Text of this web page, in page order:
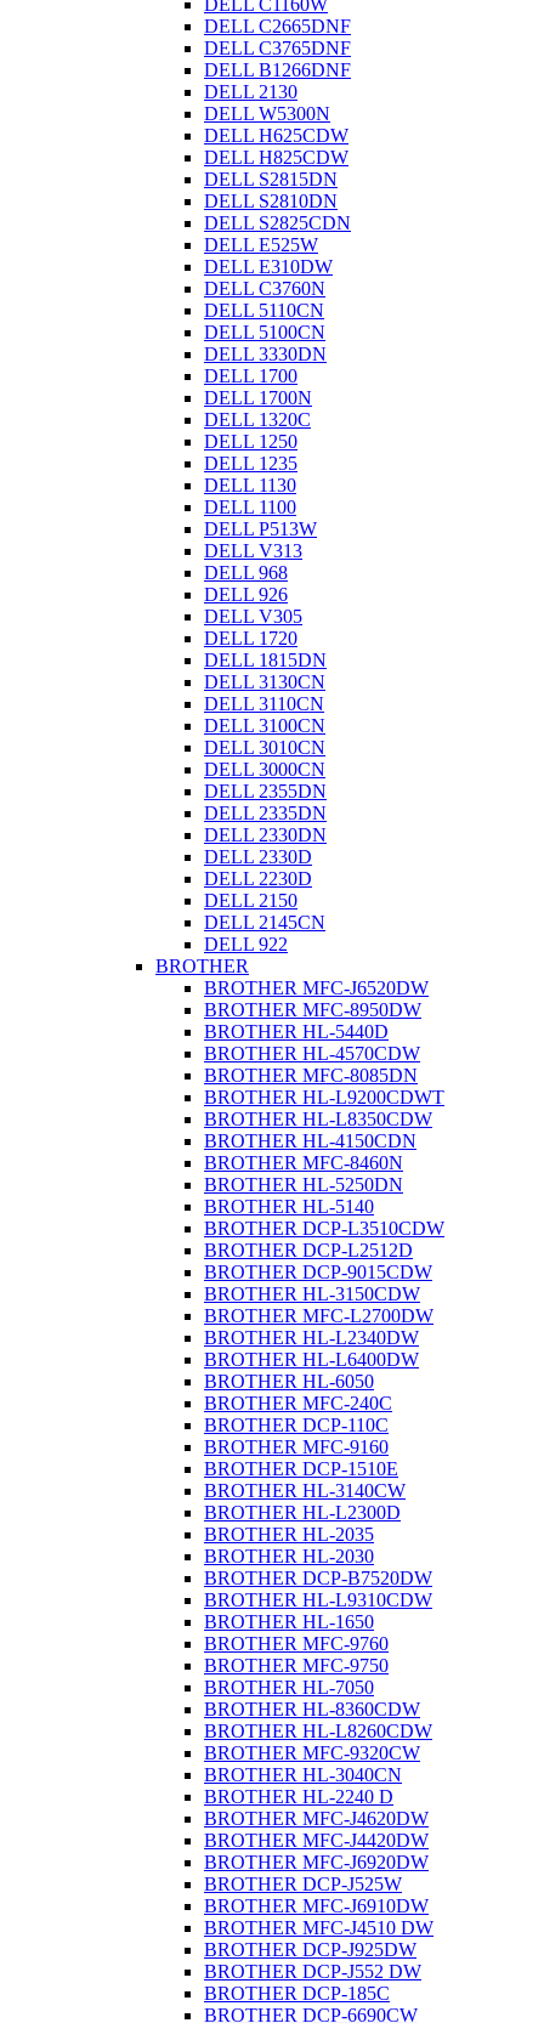
DELL C1160W
DELL C2665DNF
DELL C3765DNF
DELL B1266DNF
DELL 2130
DELL W5300N
DELL H625CDW
DELL H825CDW
DELL S2815DN
DELL S2810DN
DELL S2825CDN
DELL E525W
DELL E310DW
DELL C3760N
DELL 5110CN
DELL 5100CN
DELL 3330DN
DELL 1700
DELL 1700N
DELL 1320C
DELL 1250
DELL 1235
DELL 1130
DELL 1100
DELL P513W
DELL V313
DELL 968
DELL 926
DELL V305
DELL 1720
DELL 1815DN
DELL 3130CN
DELL 3110CN
DELL 3100CN
DELL 3010CN
DELL 3000CN
DELL 2355DN
DELL 2335DN
DELL 2330DN
DELL 2330D
DELL 2230D
DELL 2150
DELL 2145CN
DELL 922
BROTHER
BROTHER MFC-J6520DW
BROTHER MFC-8950DW
BROTHER HL-5440D
BROTHER HL-4570CDW
BROTHER MFC-8085DN
BROTHER HL-L9200CDWT
BROTHER HL-L8350CDW
BROTHER HL-4150CDN
BROTHER MFC-8460N
BROTHER HL-5250DN
BROTHER HL-5140
BROTHER DCP-L3510CDW
BROTHER DCP-L2512D
BROTHER DCP-9015CDW
BROTHER HL-3150CDW
BROTHER MFC-L2700DW
BROTHER HL-L2340DW
BROTHER HL-L6400DW
BROTHER HL-6050
BROTHER MFC-240C
BROTHER DCP-110C
BROTHER MFC-9160
BROTHER DCP-1510E
BROTHER HL-3140CW
BROTHER HL-L2300D
BROTHER HL-2035
BROTHER HL-2030
BROTHER DCP-B7520DW
BROTHER HL-L9310CDW
BROTHER HL-1650
BROTHER MFC-9760
BROTHER MFC-9750
BROTHER HL-7050
BROTHER HL-8360CDW
BROTHER HL-L8260CDW
BROTHER MFC-9320CW
BROTHER HL-3040CN
BROTHER HL-2240 D
BROTHER MFC-J4620DW
BROTHER MFC-J4420DW
BROTHER MFC-J6920DW
BROTHER DCP-J525W
BROTHER MFC-J6910DW
BROTHER MFC-J4510 DW
BROTHER DCP-J925DW
BROTHER DCP-J552 DW
BROTHER DCP-185C
BROTHER DCP-6690CW